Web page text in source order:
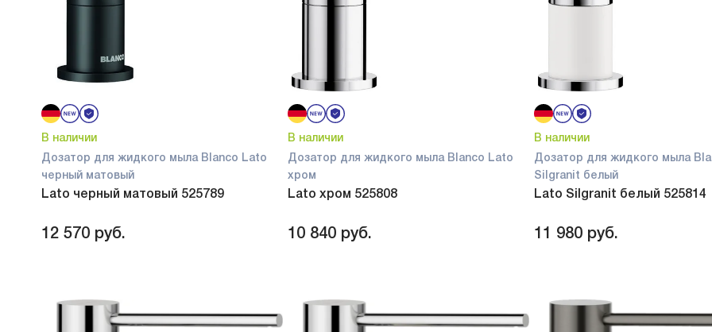
В наличии
Дозатор для жидкого мыла Blanco Lato
черный матовый
Lato черный матовый 525789
12 570 руб.
В наличии
Дозатор для жидкого мыла Blanco Lato
хром
Lato хром 525808
10 840 руб.
В наличии
Дозатор для жидкого мыла
Silgranit белый
Lato Silgranit белый 525814
11 980 руб.